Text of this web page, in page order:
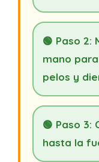
🟢 Paso 2:
mano
pelos y
🟢 Paso 3:
hasta la